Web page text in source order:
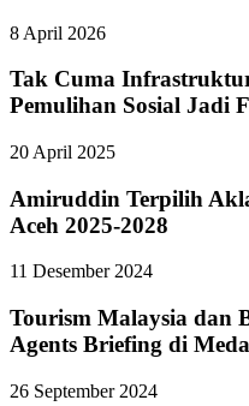
8 April 2026
Tak Cuma
Pemulihan Sosial Jadi
20 April 2025
Amiruddin Terpilih
Aceh 2025-2028
11 Desember 2024
Tourism Malaysia dan
Agents Briefing di
26 September 2024